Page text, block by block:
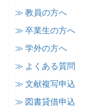
≫ 教員の方へ
≫ 卒業生の方へ
≫ 学外の方へ
≫ よくある質問
≫ 文献複写申込
≫ 図書貸借申込